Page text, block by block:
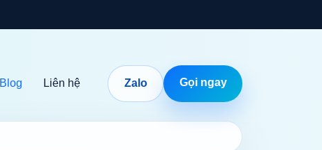
Blog Liên hệ Zalo Gọi ngay